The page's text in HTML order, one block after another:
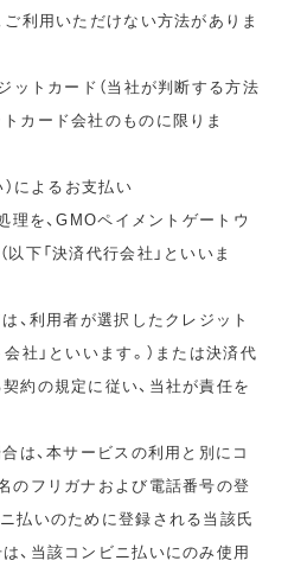
ご利用いただけない方法がありま
ットカード（当社が判断する方法
カード会社のものに限りま
）によるお支払い
理を、GMOペイメントゲートウ
下「決済代行会社」といいま
、利用者が選択したクレジット
社」といいます。）または決済代
約の規定に従い、当社が責任を
は、本サービスの利用と別にコ
のフリガナおよび電話番号の登
払いのために登録される当該氏
、当該コンビニ払いにのみ使用